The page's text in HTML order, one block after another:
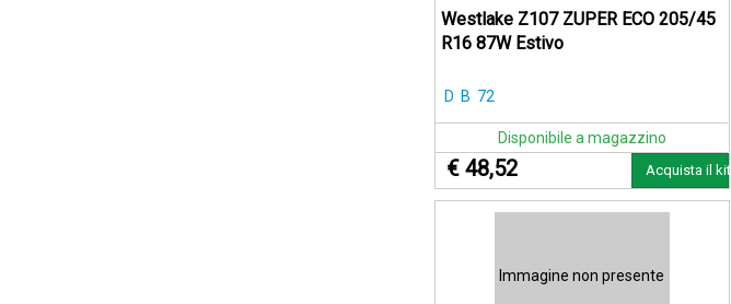
Westlake Z107 ZUPER ECO 205/45
R16 87W Estivo
D B 72
Disponibile a magazzino
€ 48,52 Acquista il kit
Immagine non presente